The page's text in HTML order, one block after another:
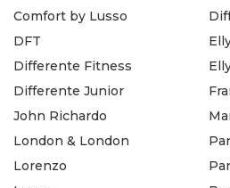
Comfort by Lusso
DFT
Differente Fitness
Differente Junior
John Richardo
London & London
Lorenzo